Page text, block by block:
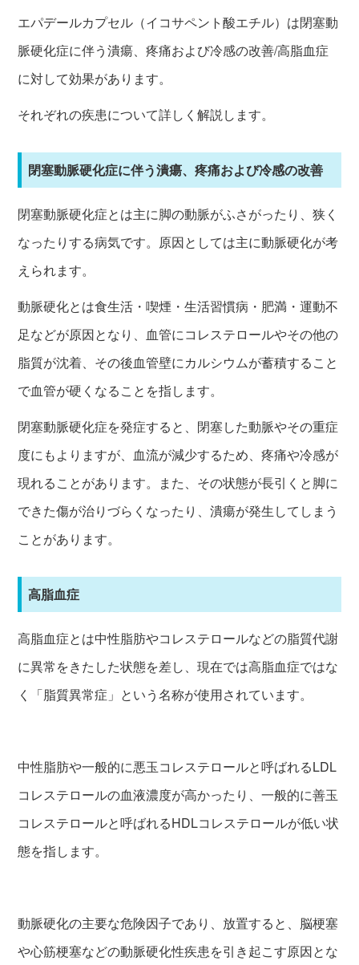
エパデールカプセル（イコサペント酸エチル）は閉塞動
脈硬化症に伴う潰瘍、疼痛および冷感の改善/高脂血症
に対して効果があります。
それぞれの疾患について詳しく解説します。
閉塞動脈硬化症に伴う潰瘍、疼痛および冷感の改善
閉塞動脈硬化症とは主に脚の動脈がふさがったり、狭く
なったりする病気です。原因としては主に動脈硬化が考
えられます。
動脈硬化とは食生活・喫煙・生活習慣病・肥満・運動不
足などが原因となり、血管にコレステロールやその他の
脂質が沈着、その後血管壁にカルシウムが蓄積すること
で血管が硬くなることを指します。
閉塞動脈硬化症を発症すると、閉塞した動脈やその重症
度にもよりますが、血流が減少するため、疼痛や冷感が
現れることがあります。また、その状態が長引くと脚に
できた傷が治りづらくなったり、潰瘍が発生してしまう
ことがあります。
高脂血症
高脂血症とは中性脂肪やコレステロールなどの脂質代謝
に異常をきたした状態を差し、現在では高脂血症ではな
く「脂質異常症」という名称が使用されています。
中性脂肪や一般的に悪玉コレステロールと呼ばれるLDL
コレステロールの血液濃度が高かったり、一般的に善玉
コレステロールと呼ばれるHDLコレステロールが低い状
態を指します。
動脈硬化の主要な危険因子であり、放置すると、脳梗塞
や心筋梗塞などの動脈硬化性疾患を引き起こす原因とな